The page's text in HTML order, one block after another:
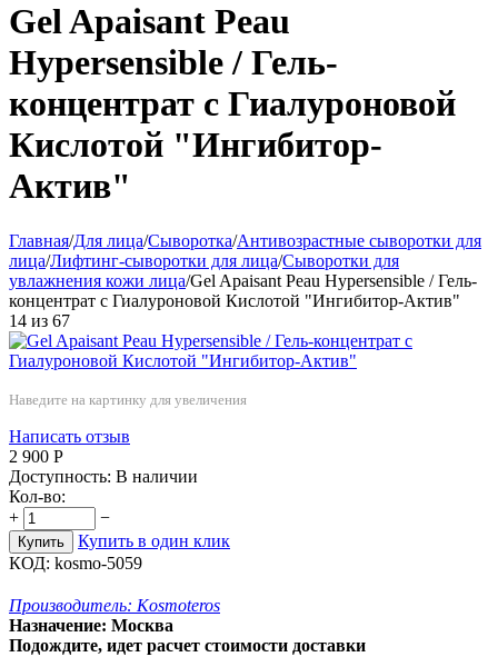
Gel Apaisant Peau
Hypersensible / Гель-
концентрат с Гиалуроновой
Кислотой "Ингибитор-
Актив"
Главная/Для лица/Сыворотка/Антивозрастные сыворотки для
лица/Лифтинг-сыворотки для лица/Сыворотки для
увлажнения кожи лица/Gel Apaisant Peau Hypersensible / Гель-
концентрат с Гиалуроновой Кислотой "Ингибитор-Актив"
14 из 67
Наведите на картинку для увеличения
Написать отзыв
2 900 Р
Доступность: В наличии
Кол-во:
+
−
Купить
Купить в один клик
КОД: kosmo-5059
Производитель: Kosmoteros
Назначение: Москва
Подождите, идет расчет стоимости доставки